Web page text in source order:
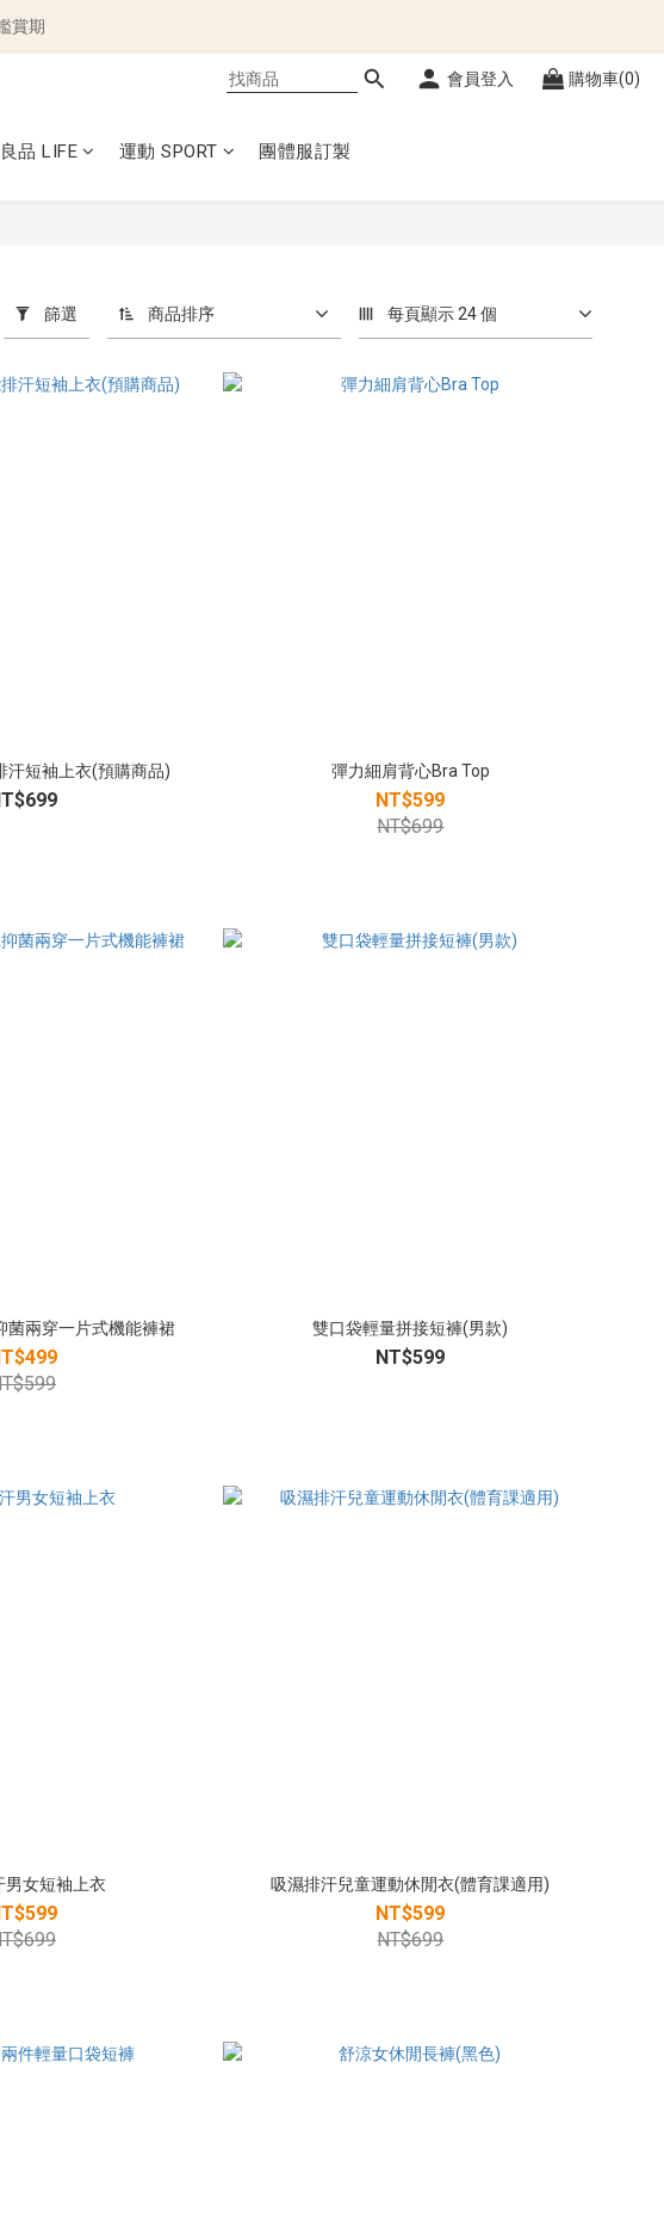
賞期
賞期
會員登入 購物車(0)
品 LIFE 運動 SPORT 團體服訂製
篩選 商品排序 每頁顯示 24 個
汗短袖上衣(預購商品) 彈力細肩背心Bra Top
NT$599
NT$699
菌兩穿一片式機能褲裙 雙口袋輕量拼接短褲(男款)
NT$599
男女短袖上衣 吸濕排汗兒童運動休閒衣(體育課適用)
NT$599
NT$699